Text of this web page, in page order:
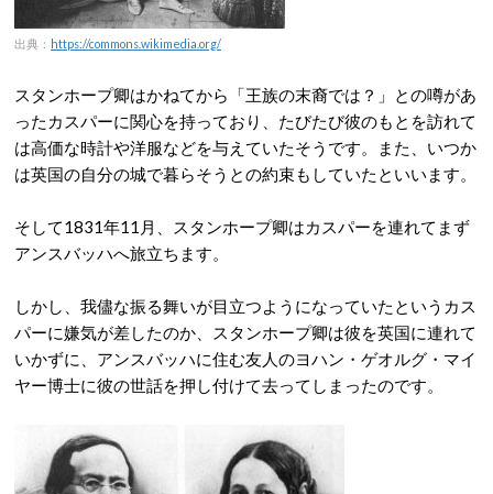
出典： https://commons.wikimedia.org/
スタンホープ卿はかねてから「王族の末裔では？」との噂があ
ったカスパーに関心を持っており、たびたび彼のもとを訪れて
は高価な時計や洋服などを与えていたそうです。また、いつか
は英国の自分の城で暮らそうとの約束もしていたといいます。
そして1831年11月、スタンホープ卿はカスパーを連れてまず
アンスバッハへ旅立ちます。
しかし、我儘な振る舞いが目立つようになっていたというカス
パーに嫌気が差したのか、スタンホープ卿は彼を英国に連れて
いかずに、アンスバッハに住む友人のヨハン・ゲオルグ・マイ
ヤー博士に彼の世話を押し付けて去ってしまったのです。